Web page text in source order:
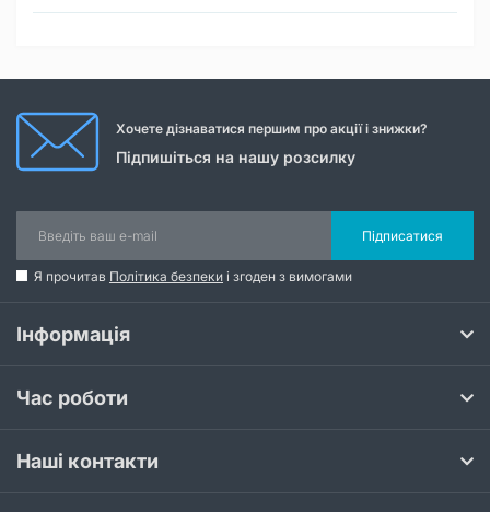
Хочете дізнаватися першим про акції і знижки?
Підпишіться на нашу розсилку
Підписатися
Я прочитав Політика безпеки і згоден з вимогами
Інформація
Час роботи
Наші контакти